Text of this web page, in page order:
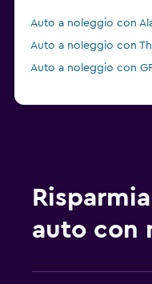
Auto a noleggio con
Auto a noleggio con
Auto a noleggio con
auto con